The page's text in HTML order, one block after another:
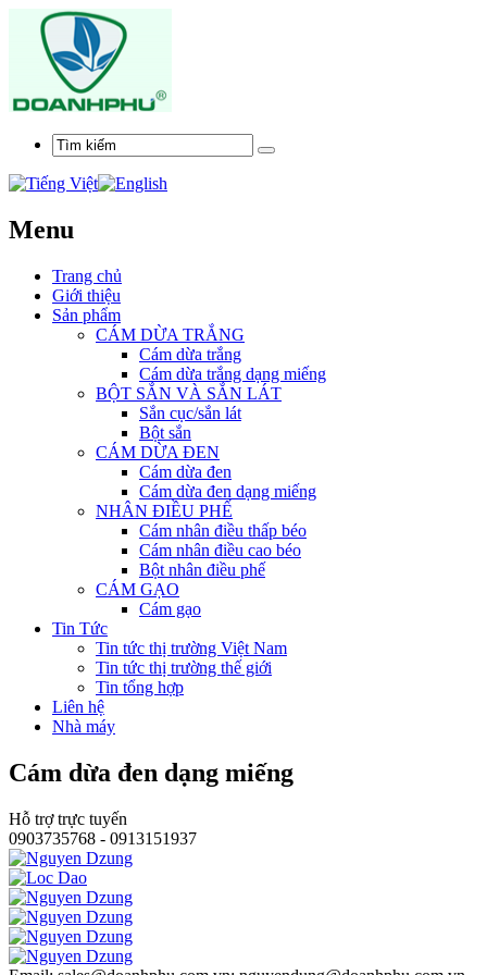
Menu
Trang chủ
Giới thiệu
Sản phẩm
CÁM DỪA TRẮNG
Cám dừa trắng
Cám dừa trắng dạng miếng
BỘT SẮN VÀ SẮN LÁT
Sắn cục/sắn lát
Bột sắn
CÁM DỪA ĐEN
Cám dừa đen
Cám dừa đen dạng miếng
NHÂN ĐIỀU PHẾ
Cám nhân điều thấp béo
Cám nhân điều cao béo
Bột nhân điều phế
CÁM GẠO
Cám gạo
Tin Tức
Tin tức thị trường Việt Nam
Tin tức thị trường thế giới
Tin tổng hợp
Liên hệ
Nhà máy
Cám dừa đen dạng miếng
Hỗ trợ trực tuyến
0903735768 - 0913151937